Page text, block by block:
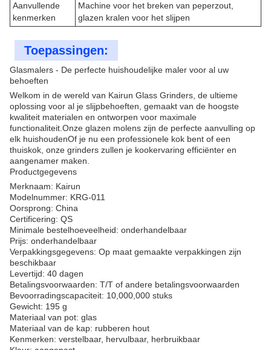
Aanvullende
kenmerken
Machine voor het breken van peperzout,
glazen kralen voor het slijpen
Toepassingen:
Glasmalers - De perfecte huishoudelijke maler voor al uw
behoeften
Welkom in de wereld van Kairun Glass Grinders, de ultieme
oplossing voor al je slijpbehoeften, gemaakt van de hoogste
kwaliteit materialen en ontworpen voor maximale
functionaliteit.Onze glazen molens zijn de perfecte aanvulling op
elk huishoudenOf je nu een professionele kok bent of een
thuiskok, onze grinders zullen je kookervaring efficiënter en
aangenamer maken.
Productgegevens
Merknaam: Kairun
Modelnummer: KRG-011
Oorsprong: China
Certificering: QS
Minimale bestelhoeveelheid: onderhandelbaar
Prijs: onderhandelbaar
Verpakkingsgegevens: Op maat gemaakte verpakkingen zijn
beschikbaar
Levertijd: 40 dagen
Betalingsvoorwaarden: T/T of andere betalingsvoorwaarden
Bevoorradingscapaciteit: 10,000,000 stuks
Gewicht: 195 g
Materiaal van pot: glas
Materiaal van de kap: rubberen hout
Kenmerken: verstelbaar, hervulbaar, herbruikbaar